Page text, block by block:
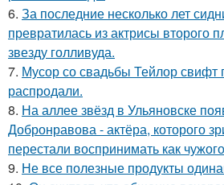
6. За последние несколько лет
превратилась из актрисы второго
звезду голливуда.
7. Мусор со свадьбы Тейлор свифт
распродали.
8. На аллее звёзд в Ульяновске
Добронравова - актёра, которого
перестали воспринимать как
9. Не все полезные продукты